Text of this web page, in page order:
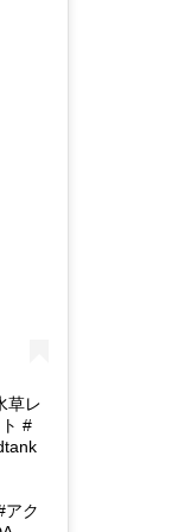
草レ
#
ク